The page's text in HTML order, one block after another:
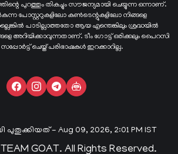
പുറത്തും തികച്ചും സൗജന്യമായി ചെയ്യുന്ന ഒന്നാണ്.
പോസ്റ്ററുകളിലോ കൺടെന്റുകളിലോ നിങ്ങളെ
പാടില്ലാത്തതോ ആയ എന്തെങ്കിലും ശ്രദ്ധയിൽ
അറിയിക്കാവുന്നതാണ്. ടീം ഗോട്ട് ഒരിക്കലും പൈറസി
സപ്പോർട്ട് ചെയ്ത് പരിഭാഷകൾ ഇറക്കാറില്ല.
- Aug 09, 2026, 2:01 PM IST
GOAT. All Rights Reserved.